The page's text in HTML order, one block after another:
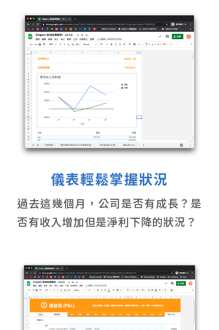
儀表輕鬆掌握狀況
過去這幾個月，公司是否有成長？是
否有收入增加但是淨利下降的狀況？